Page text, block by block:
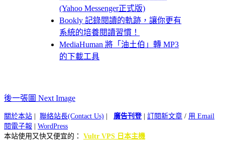
(Yahoo Messenger正式版)
Bookly 記錄閱讀的軌跡，讓你更有
系統的培養閱讀習慣！
MediaHuman 將「油土伯」轉 MP3
的下載工具
後一張圖 Next Image
關於本站 聯絡站長(Contact Us) 廣告刊登| 訂閱新文章 / 用 Email
閱電子報
WordPress
本站使用又快又便宜的： Vultr VPS 日本主機